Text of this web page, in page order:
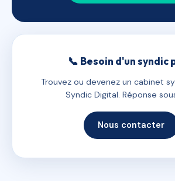
📞 Besoin d'un syndic
Trouvez ou devenez un cabinet
Syndic Digital. Réponse
Nous contacter